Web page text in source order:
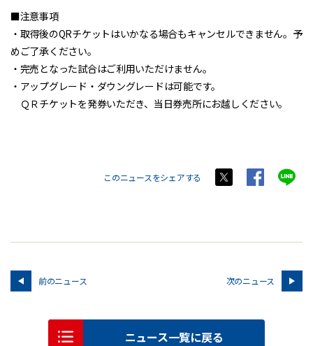
■注意事項
・取得後のQRチケットはいかなる場合もキャンセルできません。予
めご了承ください。
・完売となった試合はご利用いただけません。
・アップグレード・ダウングレードは可能です。
ＱＲチケットを発券いただき、当日券売所にお越しください。
このニュースをシェアする
前のニュース 次のニュース
ニュース一覧に戻る